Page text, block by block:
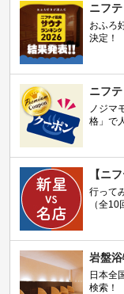
ニフ
おふろ
決定！
ニフ
ノジマ
格」で
【ニ
行って
（全10
岩盤
日本全
検索！